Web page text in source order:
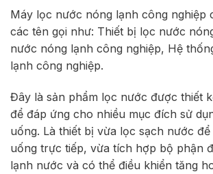
Máy lọc nước nóng lạnh công nghiệp
các tên gọi như: Thiết bị lọc nước
nước nóng lạnh công nghiệp, Hệ
lạnh công nghiệp.
Đây là sản phẩm lọc nước được thiết
để đáp ứng cho nhiều mục đích sử
uống. Là thiết bị vừa lọc sạch nước
uống trực tiếp, vừa tích hợp bộ phận
lạnh nước và có thể điều khiển tăng